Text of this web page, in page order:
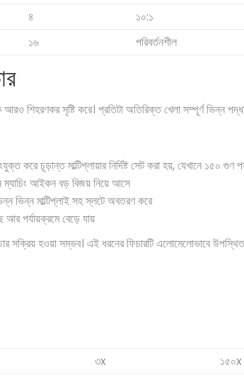
৪ ১০:১
১৬ পরিবর্তনশীল
শিহরণকর সৃষ্টি করে। প্রতিটা অতিরিক্ত খেলা সম্পূর্ণ ভিন্ন
চূড়ান্ত মাল্টিপ্লায়ার নির্দিষ্ট সেট করা হয়, যেখানে ১৫০ গুণ
আইকন বড় বিজয় নিয়ে আসে
ভিন্ন মাল্টিপ্লাই সহ স্লটে অবতরণ করে
পর্যায়ক্রমে বেড়ে যায়
সক্রিয় হওয়া সম্ভব। এই ধরনের ফিচারটি এলোমেলোভাবে
৩x ১৫০x